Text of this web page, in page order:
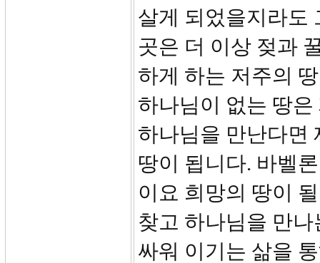
살게 되었을지라도
곳은 더 이상 젖과
하게 하는 저주의
하나님이 없는 땅
하나님을 만난다면
땅이 됩니다. 바벨
이요 희망의 땅이
찾고 하나님을 만
싸워 이기는 삶을